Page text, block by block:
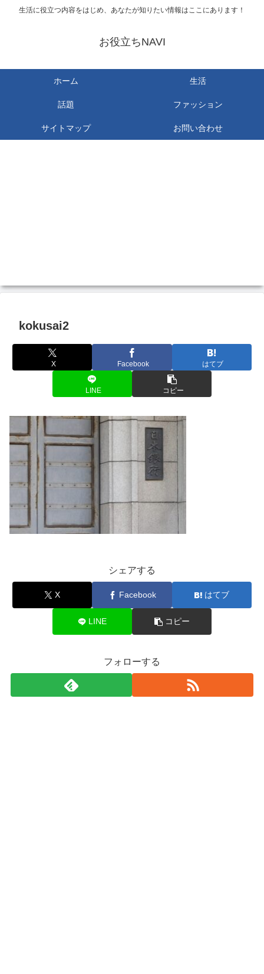
生活に役立つ内容をはじめ、あなたが知りたい情報はここにあります！
お役立ちNAVI
ホーム 生活
話題 ファッション
サイトマップ お問い合わせ
kokusai2
X Facebook はてブ
LINE コピー
シェアする
X Facebook はてブ
LINE コピー
フォローする